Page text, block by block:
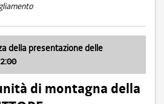
della presentazione delle
di montagna della